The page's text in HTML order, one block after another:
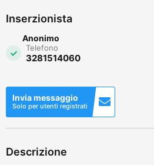
Inserzionista
Anonimo
Telefono
3281514060
Invia messaggio
Solo per utenti registrati
Descrizione